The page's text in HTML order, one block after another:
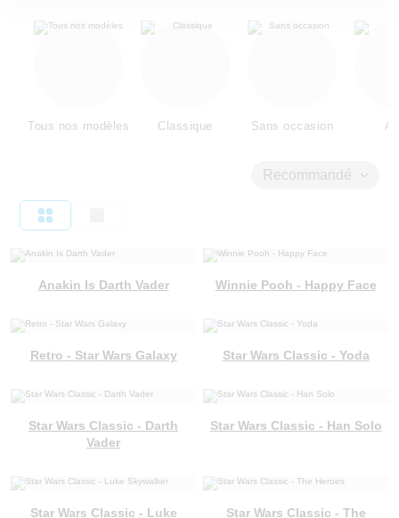
Tous nos modèles Classique Sans occasion
Recommandé
Anakin Is Darth Vader Winnie Pooh - Happy Face
Retro - Star Wars Galaxy Star Wars Classic - Yoda
Star Wars Classic - Darth
Vader
Star Wars Classic - Han Solo
Star Wars Classic - Luke
Star Wars Classic - The